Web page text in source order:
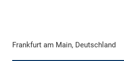
Frankfurt am Main, Deutschland